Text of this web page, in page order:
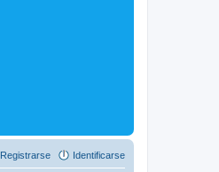
Identificarse
Registrarse